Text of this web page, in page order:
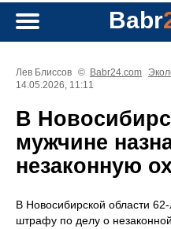
Babr
Лев Блиссов © Babr24.com
14.05.2026, 11:11
В
мужчине
незаконную
В Новосибирской области
штрафу по делу о